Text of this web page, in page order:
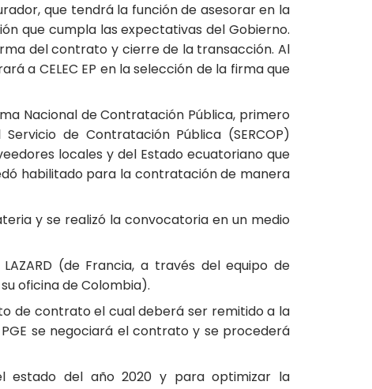
que tendrá la función de asesorar en la
que cumpla las expectativas del Gobierno.
del contrato y cierre de la transacción. Al
a CELEC EP en la selección de la firma que
Nacional de Contratación Pública, primero
de Contratación Pública (SERCOP)
locales y del Estado ecuatoriano que
habilitado para la contratación de manera
y se realizó la convocatoria en un medio
(de Francia, a través del equipo de
oficina de Colombia).
de contrato el cual deberá ser remitido a la
se negociará el contrato y se procederá
estado del año 2020 y para optimizar la